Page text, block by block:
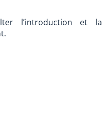
l’introduction et la